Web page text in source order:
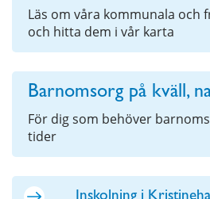
Läs om våra kommunala och
och hitta dem i vår karta
Barnomsorg på kväll,
För dig som behöver
tider